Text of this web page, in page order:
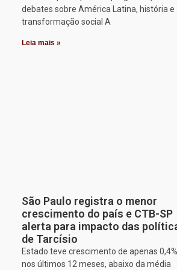
debates sobre América Latina, história e
transformação social A
Leia mais »
São Paulo registra o menor
crescimento do país e CTB-SP
alerta para impacto das
de Tarcísio
Estado teve crescimento de apenas 0,4%
nos últimos 12 meses, abaixo da média